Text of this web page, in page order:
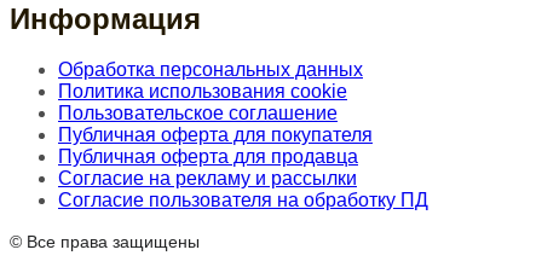
Информация
Обработка персональных данных
Политика использования cookie
Пользовательское соглашение
Публичная оферта для покупателя
Публичная оферта для продавца
Согласие на рекламу и рассылки
Согласие пользователя на обработку ПД
© Все права защищены